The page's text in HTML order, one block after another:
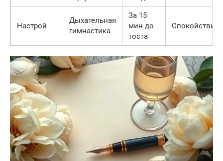
Настрой
Дыхательная
гимнастика
За 15
мин до
тоста
Спокойствие